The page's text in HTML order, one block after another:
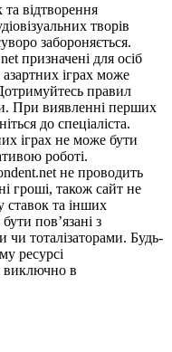
відтворення
творів
забороняється.
призначені для осіб
іграх може
правил
При виявленні перших
до спеціаліста.
іграх не може бути
роботі.
не проводить
гроші, також сайт не
ставок та інших
пов’язані з
чи тоталізаторами. Будь-
ресурсі
виключно в